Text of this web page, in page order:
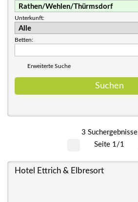
Unterkunft:
Betten:
Erweiterte Suche
3 Suchergebnisse
Seite 1/1
Hotel Ettrich & Elbresort